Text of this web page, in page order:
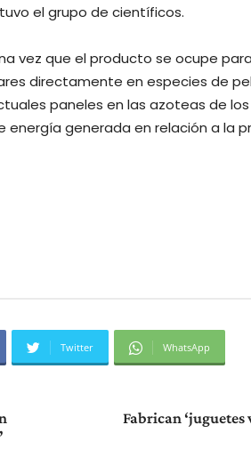
el grupo de científicos.
vez que el producto se ocupe
directamente en especies de
paneles en las azoteas de
generada en relación a la
Twitter WhatsApp
Fabrican ‘juguetes